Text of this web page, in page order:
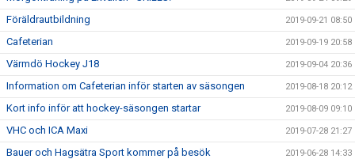
Föräldrautbildning 2019-09-21 08:50
Cafeterian 2019-09-19 20:58
Värmdö Hockey J18 2019-09-04 20:36
Information om Cafeterian inför starten av säsongen 2019-08-18 20:12
Kort info inför att hockey-säsongen startar 2019-08-09 09:10
VHC och ICA Maxi 2019-07-28 21:27
Bauer och Hagsätra Sport kommer på besök 2019-06-28 14:33